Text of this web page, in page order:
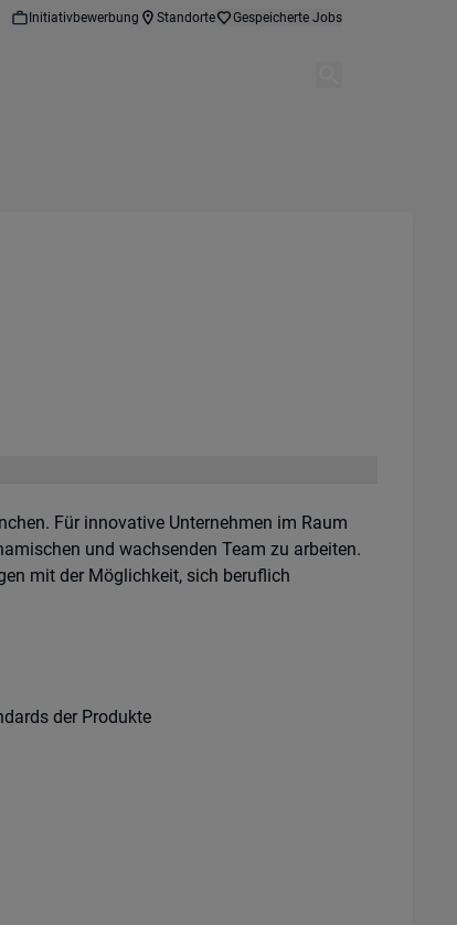
Initiativbewerbung Standorte Gespeicherte Jobs
Für innovative Unternehmen im Raum
und wachsenden Team zu arbeiten.
mit der Möglichkeit, sich beruflich
der Produkte